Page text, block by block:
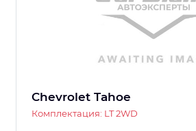
Chevrolet Tahoe
Комплектация: LT 2WD